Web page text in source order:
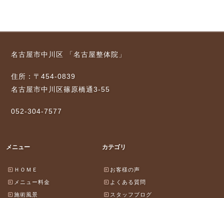
名古屋市中川区 「名古屋整体院」
住所：〒454-0839
名古屋市中川区篠原橋通3-55
052-304-7577
メニュー
ＨＯＭＥ
メニュー料金
施術風景
カテゴリ
お客様の声
よくある質問
スタッフブログ